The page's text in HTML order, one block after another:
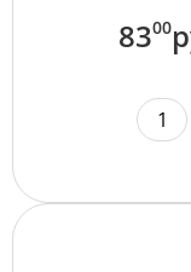
8300